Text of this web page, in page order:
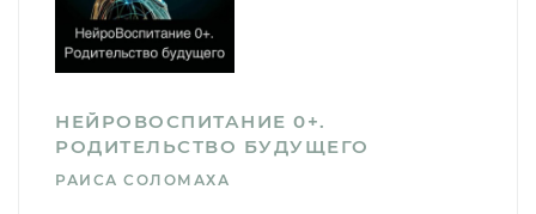
НЕЙРОВОСПИТАНИЕ 0+.
РОДИТЕЛЬСТВО БУДУЩЕГО
РАИСА СОЛОМАХА